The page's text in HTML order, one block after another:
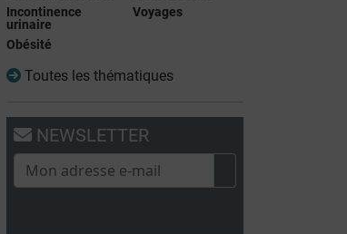
Incontinence
urinaire
Obésité
Voyages
Toutes les thématiques
NEWSLETTER